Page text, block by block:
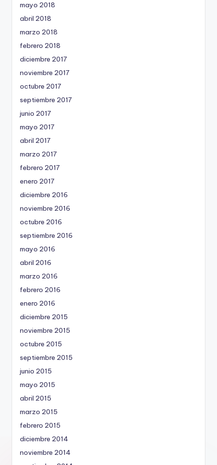
mayo 2018
abril 2018
marzo 2018
febrero 2018
diciembre 2017
noviembre 2017
octubre 2017
septiembre 2017
junio 2017
mayo 2017
abril 2017
marzo 2017
febrero 2017
enero 2017
diciembre 2016
noviembre 2016
octubre 2016
septiembre 2016
mayo 2016
abril 2016
marzo 2016
febrero 2016
enero 2016
diciembre 2015
noviembre 2015
octubre 2015
septiembre 2015
junio 2015
mayo 2015
abril 2015
marzo 2015
febrero 2015
diciembre 2014
noviembre 2014